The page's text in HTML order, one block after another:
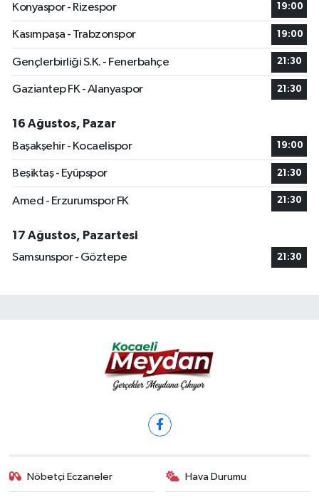
Konyaspor - Rizespor
19:00
Kasımpaşa - Trabzonspor 19:00
Gençlerbirliği S.K. - Fenerbahçe 21:30
Gaziantep FK - Alanyaspor 21:30
16 Ağustos, Pazar
Başakşehir - Kocaelispor
19:00
Beşiktaş - Eyüpspor 21:30
Amed - Erzurumspor FK 21:30
17 Ağustos, Pazartesi
Samsunspor - Göztepe
21:30
Nöbetçi Eczaneler Hava Durumu